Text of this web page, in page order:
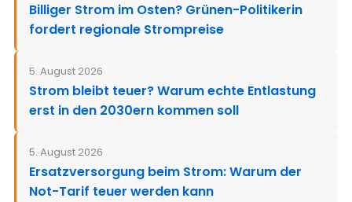
Billiger Strom im Osten? Grünen-Politikerin
fordert regionale Strompreise
5. August 2026
Strom bleibt teuer? Warum echte Entlastung
erst in den 2030ern kommen soll
5. August 2026
Ersatzversorgung beim Strom: Warum der
Not-Tarif teuer werden kann